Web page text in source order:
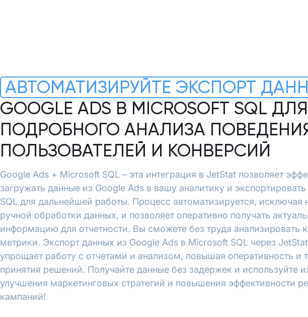
АВТОМАТИЗИРУЙТЕ ЭКСПОРТ
GOOGLE ADS В MICROSOFT SQL ДЛЯ
ПОДРОБНОГО АНАЛИЗА
ПОЛЬЗОВАТЕЛЕЙ И КОНВЕРСИЙ
Google Ads + Microsoft SQL – эта интеграция в JetStat позволяет
загружать данные из Google Ads в вашу аналитику и
SQL для дальнейшей работы. Процесс автоматизируется, исключая
ручной обработки данных, и позволяет оперативно получать
информацию для отчетности. Вы сможете без труда анализировать
метрики. Экспорт данных из Google Ads в Microsoft SQL через
упрощает работу с отчетами и анализом, повышая оперативность и
принятия решений. Получайте данные без задержек и используйте
улучшения маркетинговых стратегий и повышения эффективности
кампаний!